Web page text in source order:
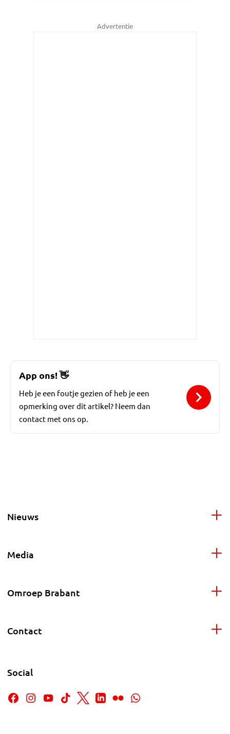
Advertentie
App ons!👋
Heb je een foutje gezien of heb je een
opmerking over dit artikel? Neem dan
contact met ons op.
Nieuws
Media
Omroep Brabant
Contact
Social